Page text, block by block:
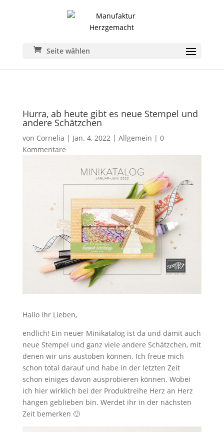
Seite wählen
Hurra, ab heute gibt es neue Stempel und
andere Schätzchen
von Cornelia | Jan. 4, 2022| Allgemein | 0
Kommentare
Hallo ihr Lieben,
endlich! Ein neuer Minikatalog ist da und damit auch
neue Stempel und ganz viele andere Schätzchen, mit
denen wir uns austoben können. Ich freue mich
schon total darauf und habe in der letzten Zeit
schon einiges davon ausprobieren können. Wobei
ich hier wirklich bei der Produktreihe Herz an Herz
hängen geblieben bin. Werdet ihr in der nächsten
Zeit bemerken 🙂